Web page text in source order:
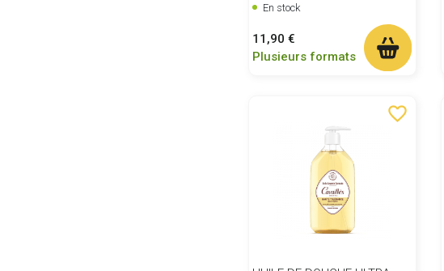
En stock
Prix
11,90 €
Plusieurs formats
favorite_border